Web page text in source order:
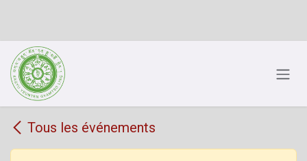
Se rendre au contenu
Tous les événements